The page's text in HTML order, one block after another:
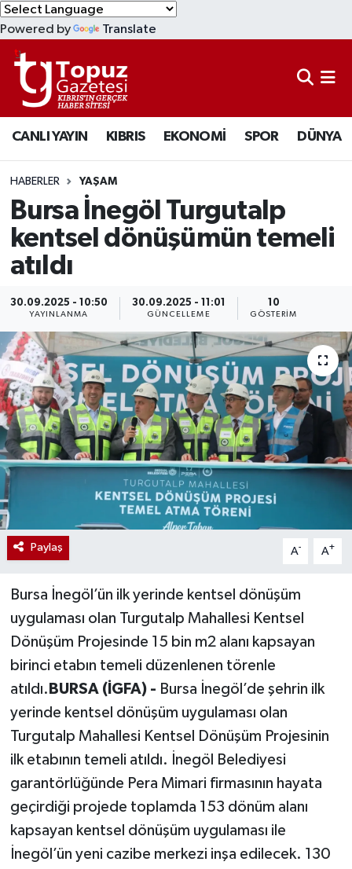
Powered by Translate
CANLI YAYIN KIBRIS EKONOMİ SPOR DÜNYA
HABERLER YAŞAM
Bursa İnegöl Turgutalp
kentsel dönüşümün temeli
atıldı
30.09.2025 - 10:50
YAYINLANMA
30.09.2025 - 11:01
GÜNCELLEME
10
GÖSTERIM
Paylaş A- A+
Bursa İnegöl’ün ilk yerinde kentsel dönüşüm
uygulaması olan Turgutalp Mahallesi Kentsel
Dönüşüm Projesinde 15 bin m2 alanı kapsayan
birinci etabın temeli düzenlenen törenle
atıldı. BURSA (İGFA) - Bursa İnegöl’de şehrin ilk
yerinde kentsel dönüşüm uygulaması olan
Turgutalp Mahallesi Kentsel Dönüşüm Projesinin
ilk etabının temeli atıldı. İnegöl Belediyesi
garantörlüğünde Pera Mimari firmasının hayata
geçirdiği projede toplamda 153 dönüm alanı
kapsayan kentsel dönüşüm uygulaması ile
İnegöl’ün yeni cazibe merkezi inşa edilecek. 130
KIBRIS
DÜNYA
EKONOMİ
MAGAZİN
SAĞLIK
SPOR
TEKNOLOJİ
TÜRKİYE
Lefkoşa Nöbetçi Eczaneler
Lefkoşa Hava Durumu
Lefkoşa Trafik Yoğunluk Haritası
Süper Lig Puan Durumu ve Fikstür
Tüm Manşetler
Son Dakika Haberleri
Haber Arşivi